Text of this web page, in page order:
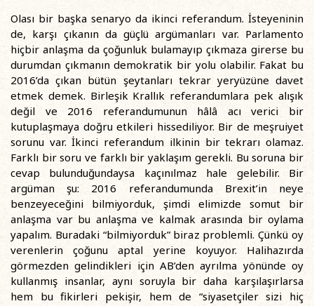
Olası bir başka senaryo da ikinci referandum. İsteyeninin
de, karşı çıkanın da güçlü argümanları var. Parlamento
hiçbir anlaşma da çoğunluk bulamayıp çıkmaza girerse bu
durumdan çıkmanın demokratik bir yolu olabilir. Fakat bu
2016’da çıkan bütün şeytanları tekrar yeryüzüne davet
etmek demek. Birleşik Krallık referandumlara pek alışık
değil ve 2016 referandumunun hâlâ acı verici bir
kutuplaşmaya doğru etkileri hissediliyor. Bir de meşruiyet
sorunu var. İkinci referandum ilkinin bir tekrarı olamaz.
Farklı bir soru ve farklı bir yaklaşım gerekli. Bu soruna bir
cevap bulunduğundaysa kaçınılmaz hale gelebilir. Bir
argüman şu: 2016 referandumunda Brexit’in neye
benzeyeceğini bilmiyorduk, şimdi elimizde somut bir
anlaşma var bu anlaşma ve kalmak arasında bir oylama
yapalım. Buradaki “bilmiyorduk” biraz problemli. Çünkü oy
verenlerin çoğunu aptal yerine koyuyor. Halihazırda
görmezden gelindikleri için AB’den ayrılma yönünde oy
kullanmış insanlar, aynı soruyla bir daha karşılaşırlarsa
hem bu fikirleri pekişir, hem de “siyasetçiler sizi hiç